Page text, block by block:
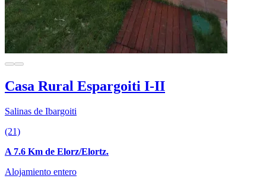
Casa Rural Espargoiti I-II
Salinas de Ibargoiti
(21)
A 7.6 Km de Elorz/Elortz.
Alojamiento entero